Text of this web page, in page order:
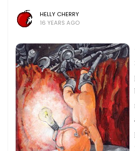
HELLY CHERRY
16 YEARS AGO